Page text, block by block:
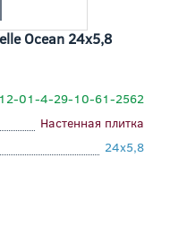
Ocean 24x5,8
12-01-4-29-10-61-2562
Настенная плитка
24x5,8